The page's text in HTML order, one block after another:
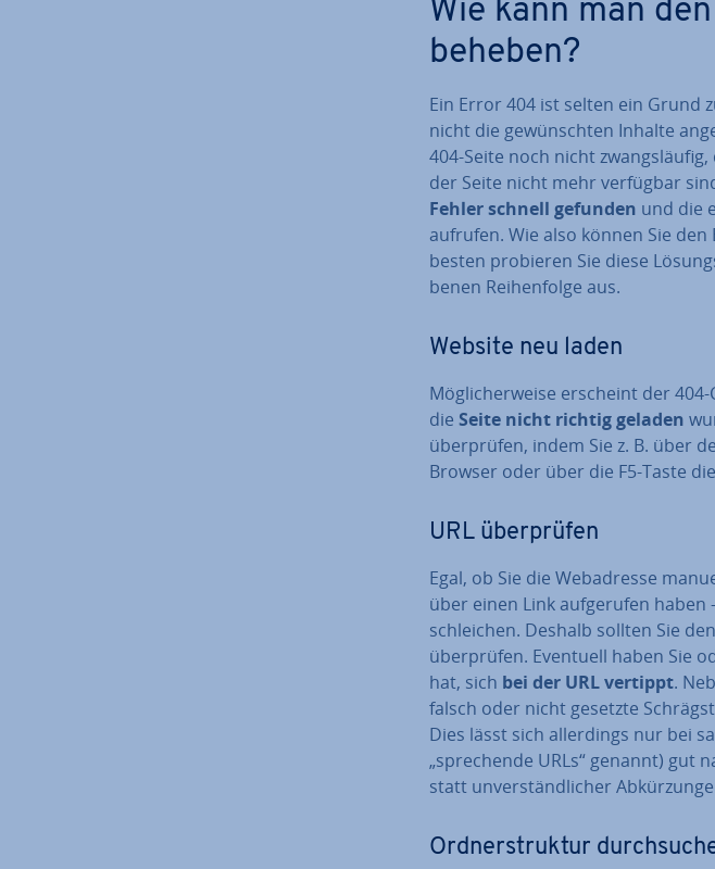
Wie kann man
beheben?
Ein Error 404 ist selten ein Grund
nicht die ge­wünsch­ten Inhalte
404-Seite noch nicht
der Seite nicht mehr verfügbar
Fehler schnell gefunden und die
aufrufen. Wie also können Sie den
besten probieren Sie diese
be­nen Rei­hen­fol­ge aus.
Website neu laden
Mög­li­cher­wei­se erscheint der
die Seite nicht richtig geladen
über­prü­fen, indem Sie z. B. über
Browser oder über die F5-Taste
URL über­prü­fen
Egal, ob Sie die Web­adres­se
über einen Link auf­ge­ru­fen
schlei­chen. Deshalb sollten Sie
über­prü­fen. Eventuell haben Sie
hat, sich bei der URL vertippt.
falsch oder nicht gesetzte
Dies lässt sich al­ler­dings nur bei
„spre­chen­de URLs“ genannt) gut
statt un­ver­ständ­li­cher
Ord­ner­struk­tur